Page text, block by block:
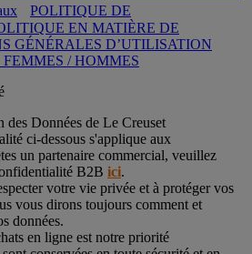
POLITIQUE DE
EN MATIÈRE DE
GÉNÉRALES D’UTILISATION
/ HOMMES
Données de Le Creuset
ci-dessous s'applique aux
un partenaire commercial, veuillez
B2B ici.
votre vie privée et à protéger vos
vous dirons toujours comment et
données.
en ligne est notre priorité